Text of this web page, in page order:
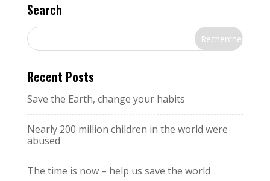
Search
Recent Posts
Save the Earth, change your habits
Nearly 200 million children in the world were
abused
The time is now – help us save the world